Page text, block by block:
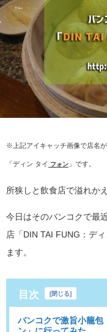
※上記アイキャッチ画像で店名
「ディン タイ フォン 」です。
所狭しと飲食店で溢れか
今日はそのバンコクで最
店「DIN TAI FUNG：デ
ます。
目次 [閉じる]
バンコクで激旨小籠包